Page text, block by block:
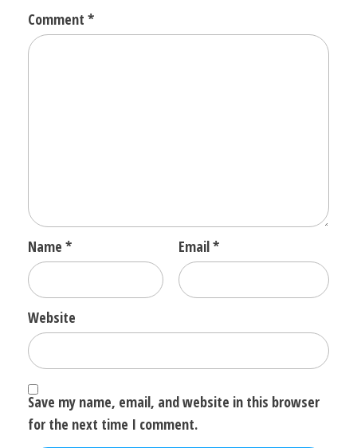
Comment *
Name * Email*
Website
Save my name, email, and website in this browser
for the next time I comment.